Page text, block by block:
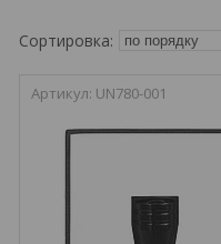
UN780-001